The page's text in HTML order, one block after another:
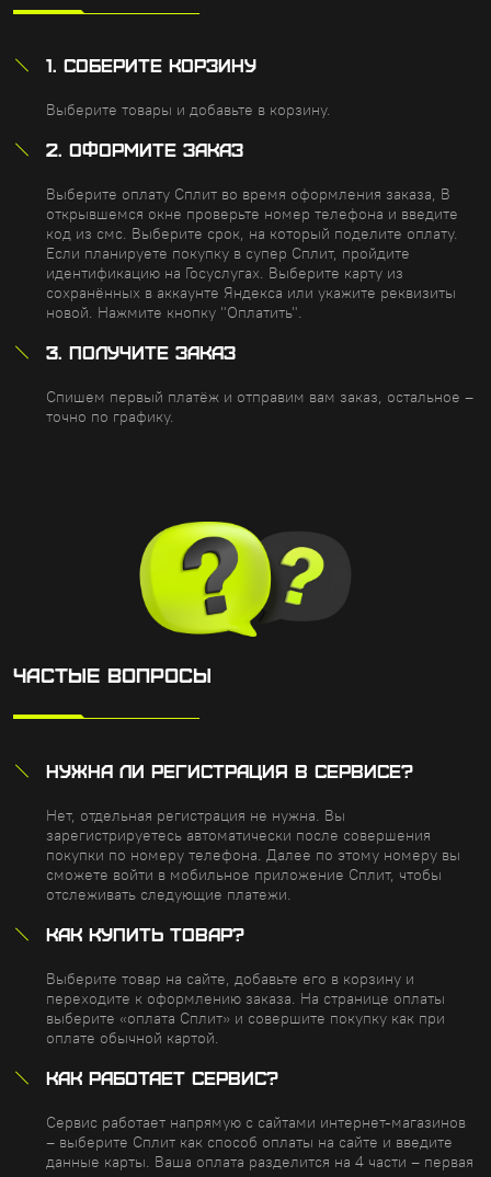
1. СОБЕРИТЕ КОРЗИНУ
Выберите товары и добавьте в корзину.
2. ОФОРМИТЕ ЗАКАЗ
Выберите оплату Сплит во время оформления заказа, В
открывшемся окне проверьте номер телефона и введите
код из смс. Выберите срок, на который поделите оплату.
Если планируете покупку в супер Сплит, пройдите
идентификацию на Госуслугах. Выберите карту из
сохранённых в аккаунте Яндекса или укажите реквизиты
новой. Нажмите кнопку "Оплатить".
3. ПОЛУЧИТЕ ЗАКАЗ
Спишем первый платёж и отправим вам заказ, остальное –
точно по графику.
Частые вопросы
НУЖНА ЛИ РЕГИСТРАЦИЯ В СЕРВИСЕ?
Нет, отдельная регистрация не нужна. Вы
зарегистрируетесь автоматически после совершения
покупки по номеру телефона. Далее по этому номеру вы
сможете войти в мобильное приложение Сплит, чтобы
отслеживать следующие платежи.
КАК КУПИТЬ ТОВАР?
Выберите товар на сайте, добавьте его в корзину и
переходите к оформлению заказа. На странице оплаты
выберите «оплата Сплит» и совершите покупку как при
оплате обычной картой.
КАК РАБОТАЕТ СЕРВИС?
Сервис работает напрямую с сайтами интернет-магазинов
– выберите Сплит как способ оплаты на сайте и введите
данные карты. Ваша оплата разделится на 4 части – первая